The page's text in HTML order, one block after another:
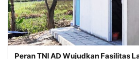
Peran TNI AD Wujudkan Fasilitas